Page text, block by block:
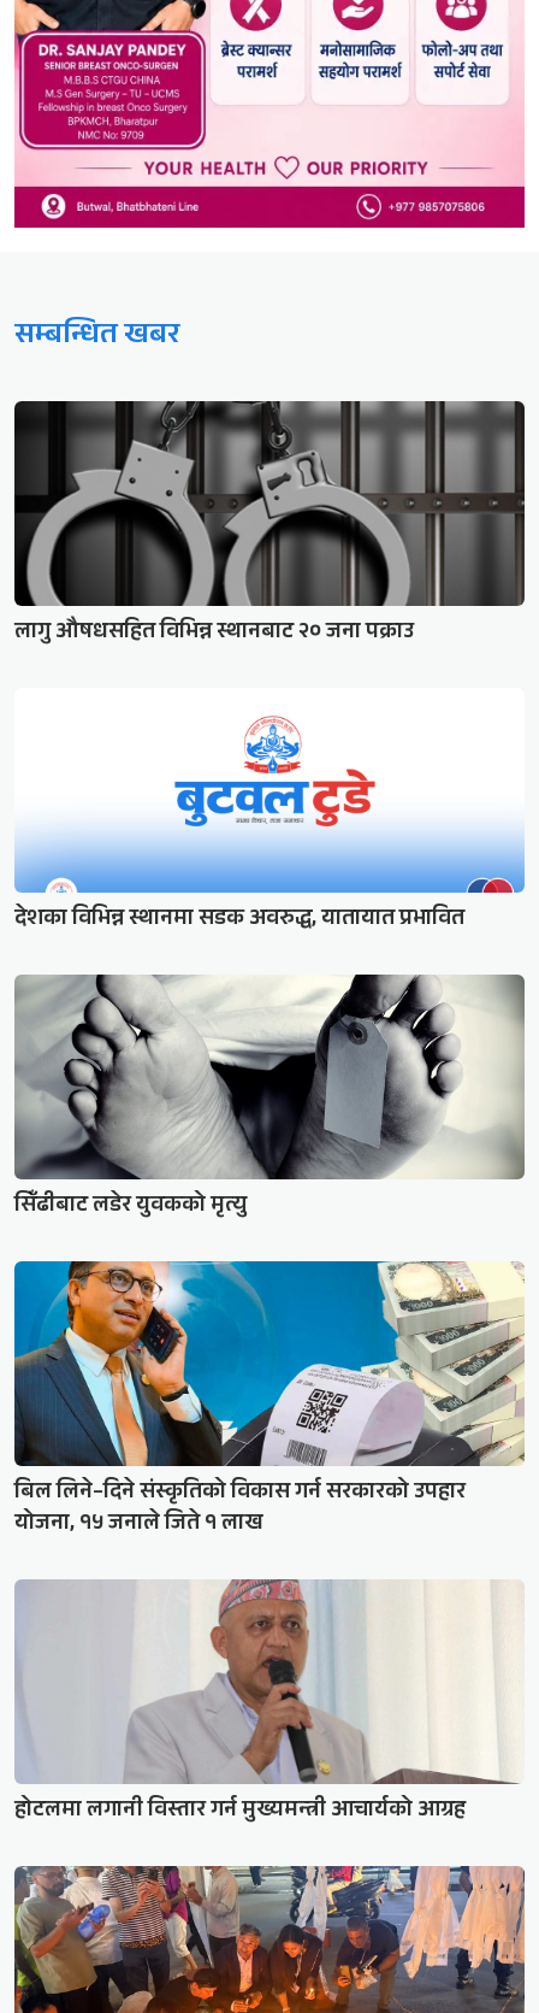
सम्बन्धित खबर
लागु औषधसहित विभिन्न स्थानबाट २० जना पक्राउ
देशका विभिन्न स्थानमा सडक अवरुद्ध, यातायात प्रभावित
सिँढीबाट लडेर युवकको मृत्यु
बिल लिने–दिने संस्कृतिको विकास गर्न सरकारको उपहार
योजना, १५ जनाले जिते १ लाख
होटलमा लगानी विस्तार गर्न मुख्यमन्त्री आचार्यको आग्रह